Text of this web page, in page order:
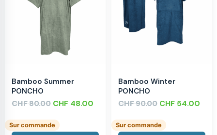
Bamboo Summer
PONCHO
CHF80.00 CHF 48.00
Sur commande
Bamboo Winter
PONCHO
CHF90.00 CHF 54.00
Sur commande